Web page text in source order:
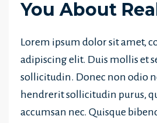
You About
Lorem ipsum dolor sit amet,
adipiscing elit. Duis mollis et
sollicitudin. Donec non odio
hendrerit sollicitudin purus,
accumsan nec. Quisque